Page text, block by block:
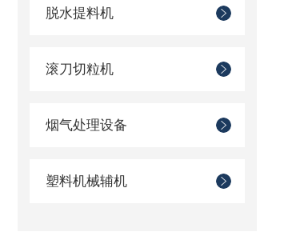
脱水提料机
滚刀切粒机
烟气处理设备
塑料机械辅机